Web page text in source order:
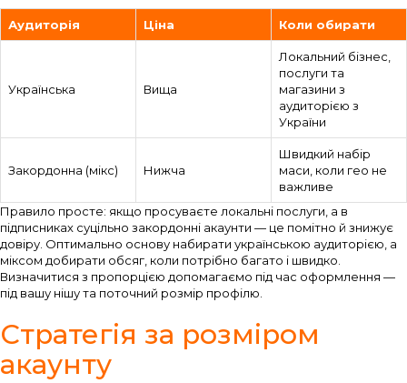
Аудиторія Ціна Коли обирати
Українська Вища
Локальний бізнес,
послуги та
магазини з
аудиторією з
України
Закордонна (мікс) Нижча
Швидкий набір
маси, коли гео не
важливе
Правило просте: якщо просуваєте локальні послуги, а в
підписниках суцільно закордонні акаунти — це помітно й знижує
довіру. Оптимально основу набирати українською аудиторією, а
міксом добирати обсяг, коли потрібно багато і швидко.
Визначитися з пропорцією допомагаємо під час оформлення —
під вашу нішу та поточний розмір профілю.
Стратегія за розміром
акаунту